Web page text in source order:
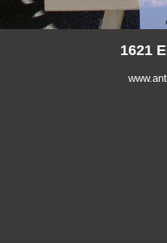
1621